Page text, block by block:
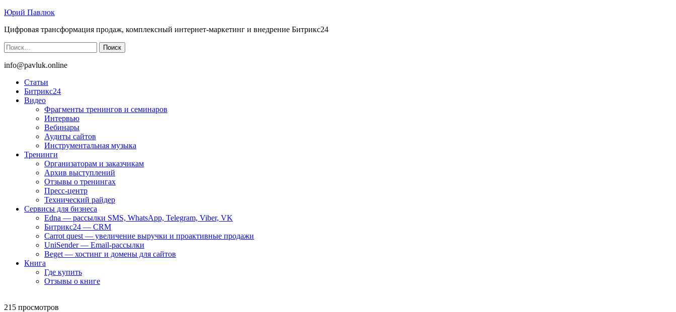
Юрий Павлюк
Цифровая трансформация продаж, комплексный интернет-маркетинг и внедрение Битрикс24
Найти:
info@pavluk.online
Статьи
Битрикс24
Видео
Фрагменты тренингов и семинаров
Интервью
Вебинары
Аудиты сайтов
Инструментальная музыка
Тренинги
Организаторам и заказчикам
Архив выступлений
Отзывы о тренингах
Пресс-центр
Технический райдер
Сервисы для бизнеса
Edna — рассылки SMS, WhatsApp, Telegram, Viber, VK
Битрикс24 — CRM
Carrot quest — увеличение выручки и проактивные продажи
UniSender — Email-рассылки
Beget — хостинг и домены для сайтов
Книга
Где купить
Отзывы о книге
215 просмотров